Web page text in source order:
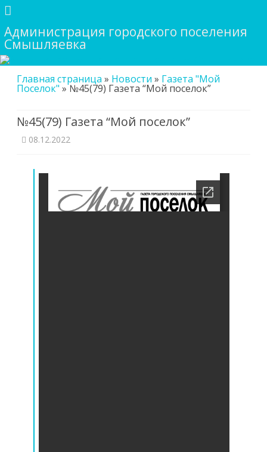
Администрация городского поселения
Смышляевка
to
content
Главная страница » Новости » Газета "Мой
Поселок" »№45(79) Газета “Мой поселок”
№45(79) Газета “Мой поселок”
08.12.2022